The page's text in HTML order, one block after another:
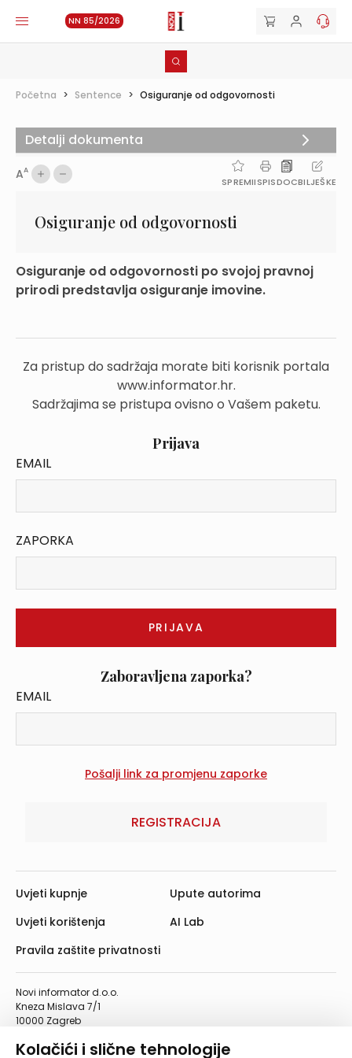
Kolačići i slične tehnologije
NN 85/2026
Početna > Sentence > Osiguranje od odgovornosti
AA
SPREMIISPISDOCBILJEŠKE
Osiguranje od odgovornosti
Osiguranje od odgovornosti po svojoj pravnoj
prirodi predstavlja osiguranje imovine.
Za pristup do sadržaja morate biti korisnik portala
www.informator.hr.
Sadržajima se pristupa ovisno o Vašem paketu.
Prijava
EMAIL
ZAPORKA
Zaboravljena zaporka?
EMAIL
REGISTRACIJA
Detalji dokumenta
Novi informator d.o.o.
Kneza Mislava 7/1
10000 Zagreb
Telefaks: 01/4612-553
Uvjeti kupnje
Uvjeti korištenja
Pravila zaštite privatnosti
Upute autorima
AI Lab